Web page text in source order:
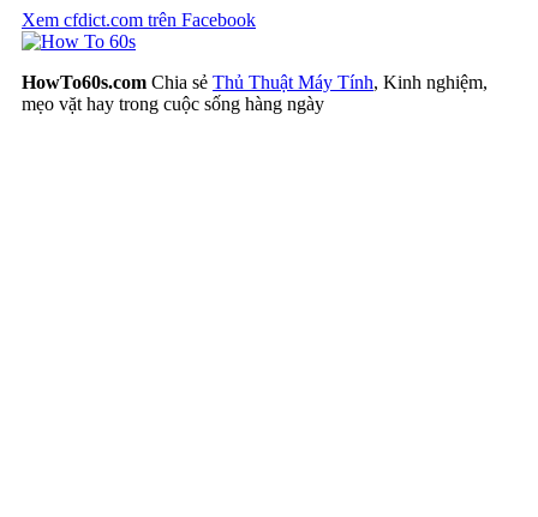
Xem cfdict.com trên Facebook
HowTo60s.com Chia sẻ Thủ Thuật Máy Tính, Kinh nghiệm,
mẹo vặt hay trong cuộc sống hàng ngày